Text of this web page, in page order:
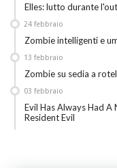
Elles: lutto durante
Zombie intelligenti e
24 febbraio
Zombie su sedia a
13 febbraio
Evil Has Always Had
Resident Evil
03 febbraio